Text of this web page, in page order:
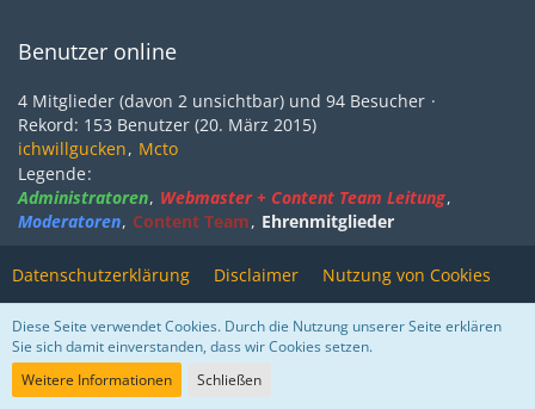
Benutzer online
4 Mitglieder (davon 2 unsichtbar) und 94 Besucher
Rekord: 153 Benutzer (20. März 2015)
ichwillgucken
Mcto
Legende
Administratoren Webmaster + Content Team Leitung
Moderatoren Content Team Ehrenmitglieder
Stil ändern
Datenschutzerklärung Disclaimer Nutzung von Cookies
Impressum Kontakt
Community-Software:
Diese Seite verwendet Cookies. Durch die Nutzung unserer Seite erklären
Sie sich damit einverstanden, dass wir Cookies setzen.
Weitere Informationen
Schließen